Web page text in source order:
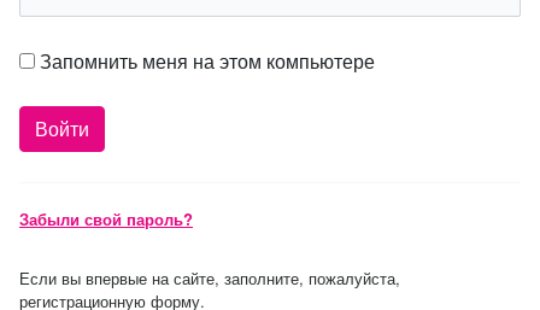
Запомнить меня на этом компьютере
Забыли свой пароль?
Если вы впервые на сайте, заполните, пожалуйста,
регистрационную форму.